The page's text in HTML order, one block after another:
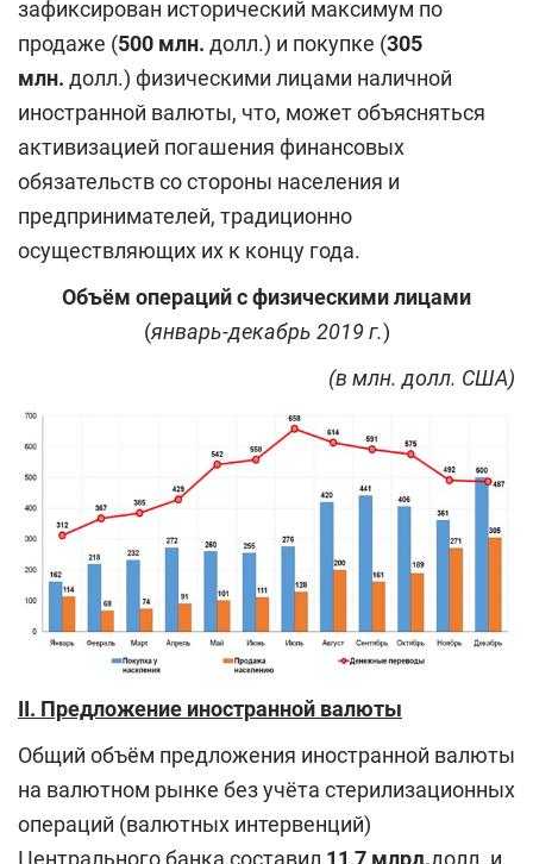
зафиксирован исторический максимум по
продаже (500 млн. долл.) и покупке (305
млн. долл.) физическими лицами наличной
иностранной валюты, что, может объясняться
активизацией погашения финансовых
обязательств со стороны населения и
предпринимателей, традиционно
осуществляющих их к концу года.
Объём операций с физическими лицами
(январь-декабрь 2019 г.)
(в млн. долл. США)
II. Предложение иностранной валюты
Общий объём предложения иностранной валюты
на валютном рынке без учёта стерилизационных
операций (валютных интервенций)
Центрального банка составил 11,7 млрд.долл. и